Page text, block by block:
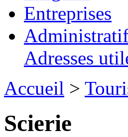
Entreprises
Adresses
Accueil >
Scierie